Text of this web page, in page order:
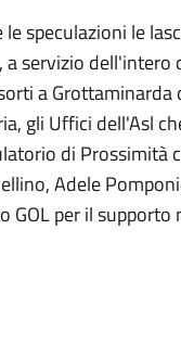
speculazioni le
servizio dell'intero
a
gli Uffici dell'Asl
di Prossimità
Adele
per il